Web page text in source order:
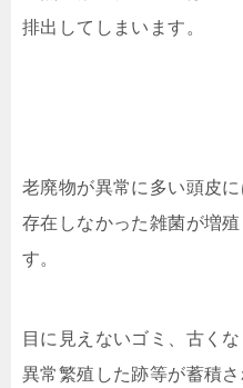
排出してしまいます。
老廃物が異常に多い頭皮
存在しなかった雑菌が増
す。
目に見えないゴミ、古く
異常繁殖した跡等が蓄積